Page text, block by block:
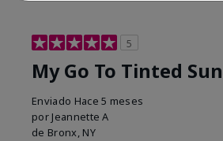
5
My Go To Tinted
Enviado Hace 5 meses
por Jeannette A
de Bronx, NY